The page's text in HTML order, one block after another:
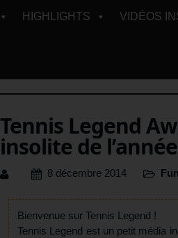
HIGHLIGHTS VIDÉOS
Tennis Legend
insolite de
8 décembre 2014 Fun
Bienvenue sur Tennis Legend !
Tennis Legend est un petit média